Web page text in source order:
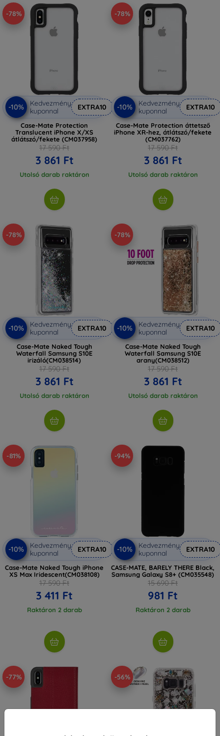
-78%
-10%
Kedvezmény
kuponnal
EXTRA10
Case-Mate Protection
Translucent iPhone X/XS
átlátszó/fekete (CM037958)
17 590 Ft
3 861 Ft
Utolsó darab raktáron
-78%
-10%
Kedvezmény
kuponnal
EXTRA10
Case-Mate Protection áttetsző
iPhone XR-hez, átlátszó/fekete
(CM037762)
17 590 Ft
3 861 Ft
Utolsó darab raktáron
-78%
-10%
Kedvezmény
kuponnal
EXTRA10
Case-Mate Naked Tough
Waterfall Samsung S10E
irizáló(CM038514)
17 590 Ft
3 861 Ft
Utolsó darab raktáron
-78%
-10%
Kedvezmény
kuponnal
EXTRA10
Case-Mate Naked Tough
Waterfall Samsung S10E
arany(CM038512)
17 590 Ft
3 861 Ft
Utolsó darab raktáron
-81%
-10%
Kedvezmény
kuponnal
EXTRA10
Case-Mate Naked Tough iPhone
XS Max Iridescent(CM038108)
17 590 Ft
3 411 Ft
Raktáron 2 darab
-94%
-10%
Kedvezmény
kuponnal
EXTRA10
CASE-MATE, BARELY THERE Black,
Samsung Galaxy S8+ (CM035548)
15 690 Ft
981 Ft
Raktáron 2 darab
-77% -56%